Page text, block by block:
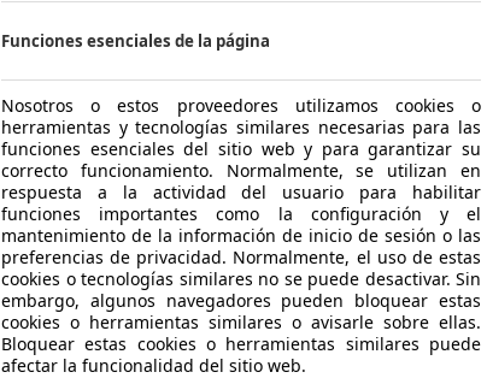
Kia Picanto1.0 DPi Concept
€ 7.990,-
55.778 km
11/2021
49 kW (67 CV)
Ocasión
- (Propietarios)
Gasolina
0,0 l/100 km (mixto)
- (g/km)
€
85
-
5,3
Funciones esenciales de la página
Nosotros o estos proveedores utilizamos cookies o
herramientas y tecnologías similares necesarias para las
funciones esenciales del sitio web y para garantizar su
correcto funcionamiento. Normalmente, se utilizan en
respuesta a la actividad del usuario para habilitar
funciones importantes como la configuración y el
mantenimiento de la información de inicio de sesión o las
preferencias de privacidad. Normalmente, el uso de estas
cookies o tecnologías similares no se puede desactivar. Sin
embargo, algunos navegadores pueden bloquear estas
cookies o herramientas similares o avisarle sobre ellas.
Bloquear estas cookies o herramientas similares puede
afectar la funcionalidad del sitio web.